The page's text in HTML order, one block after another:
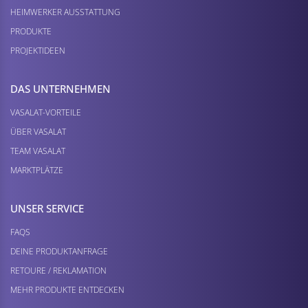
HEIMWERKER AUSSTATTUNG
PRODUKTE
PROJEKTIDEEN
DAS UNTERNEHMEN
VASALAT-VORTEILE
ÜBER VASALAT
TEAM VASALAT
MARKTPLÄTZE
UNSER SERVICE
FAQS
DEINE PRODUKTANFRAGE
RETOURE / REKLAMATION
MEHR PRODUKTE ENTDECKEN